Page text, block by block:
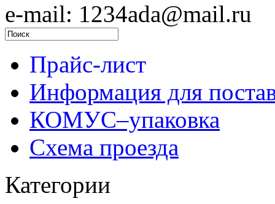
e-mail: 1234ada@mail.ru
Прайс-лист
Информация для
КОМУС–упаковка
Схема проезда
Категории